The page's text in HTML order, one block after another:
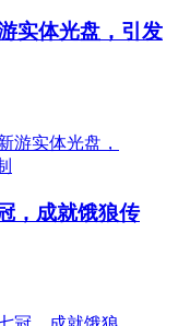
实体光盘，引发
，成就饿狼传